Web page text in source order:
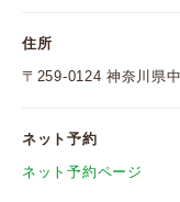
住所
〒259-0124 神奈川県
ネット予約
ネット予約ページ